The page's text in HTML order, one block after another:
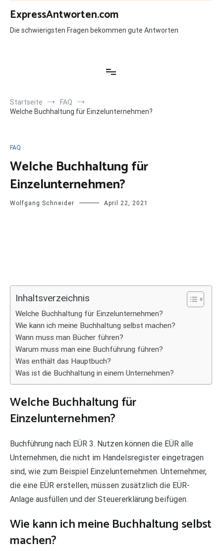
Zum
Inhalt
springen
ExpressAntworten.com
Die schwierigsten Fragen bekommen gute Antworten
Startseite
FAQ
Welche Buchhaltung für Einzelunternehmen?
FAQ
Welche Buchhaltung für
Einzelunternehmen?
Wolfgang Schneider April 22, 2021
Inhaltsverzeichnis
Welche Buchhaltung für Einzelunternehmen?
Wie kann ich meine Buchhaltung selbst machen?
Wann muss man Bücher führen?
Warum muss man eine Buchführung führen?
Was enthält das Hauptbuch?
Was ist die Buchhaltung in einem Unternehmen?
Welche Buchhaltung für
Einzelunternehmen?
Buchführung nach EÜR 3. Nutzen können die EÜR alle
Unternehmen, die nicht im Handelsregister eingetragen
sind, wie zum Beispiel Einzelunternehmen. Unternehmer,
die eine EÜR erstellen, müssen zusätzlich die EÜR-
Anlage ausfüllen und der Steuererklärung beifügen.
Wie kann ich meine Buchhaltung selbst
machen?